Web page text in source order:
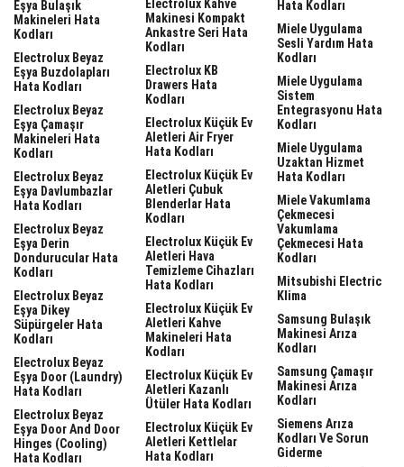
Eşya Bulaşık
Makineleri Hata
Kodları
Electrolux Beyaz
Eşya Buzdolapları
Hata Kodları
Electrolux Beyaz
Eşya Çamaşır
Makineleri Hata
Kodları
Electrolux Beyaz
Eşya Davlumbazlar
Hata Kodları
Electrolux Beyaz
Eşya Derin
Dondurucular Hata
Kodları
Electrolux Beyaz
Eşya Dikey
Süpürgeler Hata
Kodları
Electrolux Beyaz
Eşya Door (laundry)
Hata Kodları
Electrolux Beyaz
Eşya Door And Door
Hinges (cooling)
Hata Kodları
Electrolux Kahve
Makinesi Kompakt
Ankastre Seri Hata
Kodları
Electrolux KB
Drawers Hata
Kodları
Electrolux Küçük Ev
Aletleri Air Fryer
Hata Kodları
Electrolux Küçük Ev
Aletleri Çubuk
Blenderlar Hata
Kodları
Electrolux Küçük Ev
Aletleri Hava
Temizleme Cihazları
Hata Kodları
Electrolux Küçük Ev
Aletleri Kahve
Makineleri Hata
Kodları
Electrolux Küçük Ev
Aletleri Kazanlı
Ütüler Hata Kodları
Electrolux Küçük Ev
Aletleri Kettlelar
Hata Kodları
Hata Kodları
Miele Uygulama
Sesli Yardım Hata
Kodları
Miele Uygulama
Sistem
Entegrasyonu Hata
Kodları
Miele Uygulama
Uzaktan Hizmet
Hata Kodları
Miele Vakumlama
Çekmecesi
Vakumlama
Çekmecesi Hata
Kodları
Mitsubishi Electric
Klima
Samsung Bulaşık
Makinesi Arıza
Kodları
Samsung Çamaşır
Makinesi Arıza
Kodları
Siemens Arıza
Kodları Ve Sorun
Giderme